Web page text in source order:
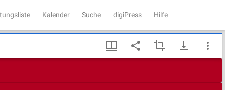
Kalender Suche digiPress Hilfe